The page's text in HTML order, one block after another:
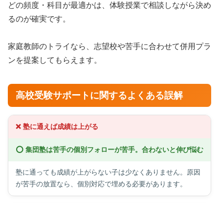
どの頻度・科目が最適かは、体験授業で相談しながら決め
るのが確実です。
家庭教師のトライなら、志望校や苦手に合わせて併用プラ
ンを提案してもらえます。
高校受験サポートに関するよくある誤解
❌ 塾に通えば成績は上がる
⭕ 集団塾は苦手の個別フォローが苦手。合わないと伸び悩む
塾に通っても成績が上がらない子は少なくありません。原因
が苦手の放置なら、個別対応で埋める必要があります。